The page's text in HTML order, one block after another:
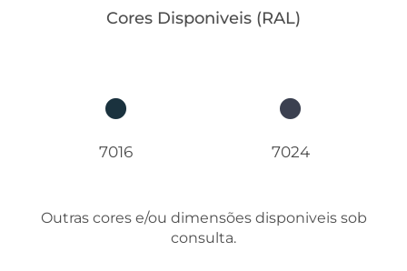
Cores Disponiveis (RAL)
7016 7024
Outras cores e/ou dimensões disponiveis sob
consulta.